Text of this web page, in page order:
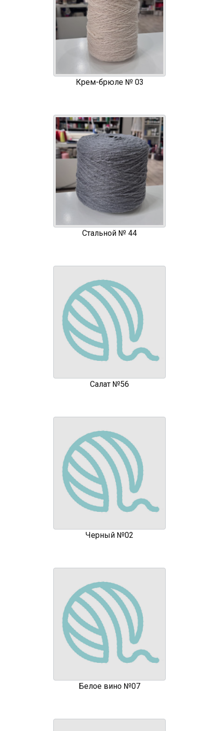
Крем-брюле № 03
Стальной № 44
Салат №56
Черный №02
Белое вино №07